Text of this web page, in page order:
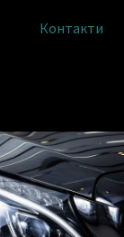
Контакти
автомойка
салона